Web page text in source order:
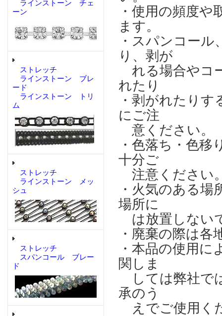
ラインストーン チェ
ーン
ストレッチ
ラインストーン ブレ
ード
ラインストーン トリ
ム
ストレッチ
ラインストーン メッ
シュ
ストレッチ
スパンコール ブレー
ド
・使用の頻度
ます。
・スパンコー
り、剥が
れる場合やコ
れたり
・剥がれたり
にご注
意ください。
・色落ち・色
十分ご
注意ください
・火気のある場
場所に
は放置しない
・廃棄の際は
・本品の使用
関しま
しては弊社で
承のう
えでご使用く